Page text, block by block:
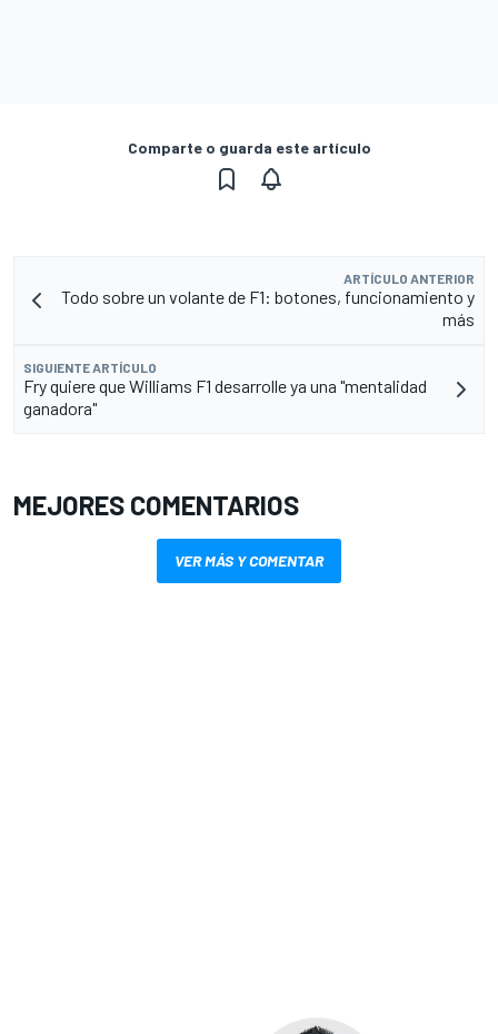
Comparte o guarda este artículo
ARTÍCULO ANTERIOR
Todo sobre un volante de F1: botones, funcionamiento y
más
SIGUIENTE ARTÍCULO
Fry quiere que Williams F1 desarrolle ya una "mentalidad
ganadora"
MEJORES COMENTARIOS
VER MÁS Y COMENTAR